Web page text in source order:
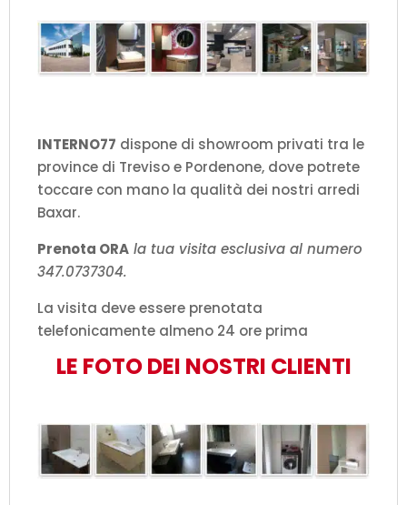
INTERNO77 dispone di showroom privati tra le
province di Treviso e Pordenone, dove potrete
toccare con mano la qualità dei nostri arredi
Baxar.
Prenota ORA la tua visita esclusiva al numero
347.0737304.
La visita deve essere prenotata
telefonicamente almeno 24 ore prima
LE FOTO DEI NOSTRI CLIENTI